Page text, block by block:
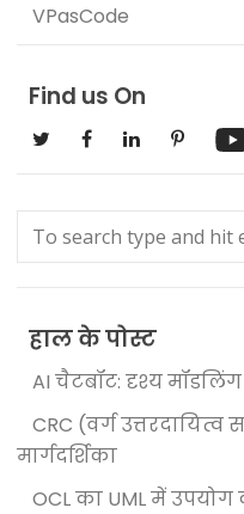
VPasCode
Find us On
हाल के पोस्ट
AI चैटबॉट: दृश्य
CRC (वर्ग
मार्गदर्शिका
OCL का UML में